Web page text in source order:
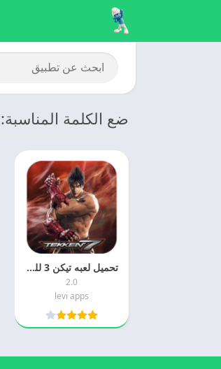
ضع الكلمة المناسبة:
تحميل لعبه تيكن 3 للكمبيوتر 2025 – Tekken 3 مهكره اخر اصدار
2.0
levi apps